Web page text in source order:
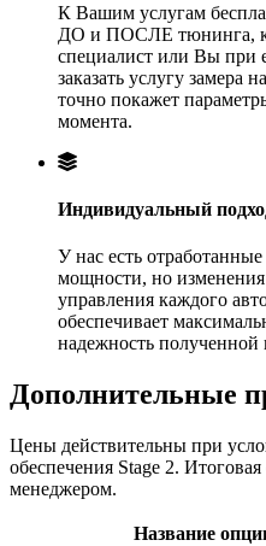
К Вашим услугам
ДО и ПОСЛЕ тюнинга,
специалист или Вы при
заказать услугу замера
точно покажет
момента.
Индивидуальный
У нас есть
мощности, но
управления каждого
обеспечивает
надежность
Дополнительные
Цены действительны при
обеспечения Stage 2.
менеджером.
Название